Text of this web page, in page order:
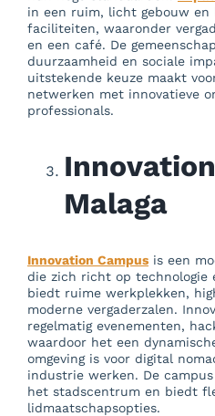
in een ruim, licht gebouw en
faciliteiten, waaronder
en een café. De
duurzaamheid en sociale
uitstekende keuze maakt
netwerken met innovatieve
professionals.
Malaga
Innovation Campusis een
die zich richt op technologie
biedt ruime werkplekken,
moderne vergaderzalen.
regelmatig evenementen,
waardoor het een
omgeving is voor digital
industrie werken. De
het stadscentrum en biedt
lidmaatschapsopties.